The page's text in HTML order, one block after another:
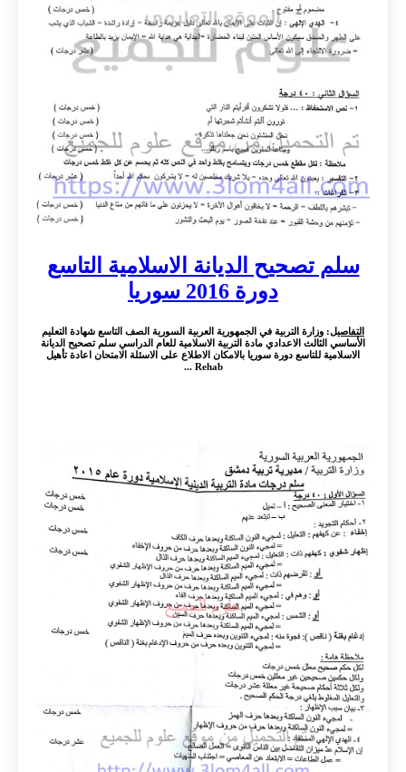
سلم تصحيح الديانة الاسلامية التاسع
دورة 2016 سوريا
التفاصيل: وزارة التربية في الجمهورية العربية السورية الصف التاسع شهادة التعليم
الأساسي الثالث الاعدادي مادة التربية الاسلامية للعام الدراسي سلم تصحيح الديانة
الاسلامية للتاسع دورة سوريا بالامكان الاطلاع على الاسئلة الامتحان اعادة تأهيل
Rehab ...